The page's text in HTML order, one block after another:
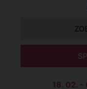
18. 02. -